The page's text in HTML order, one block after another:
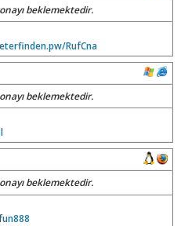
onayı beklemektedir.
RufCna
onayı beklemektedir.
onayı beklemektedir.